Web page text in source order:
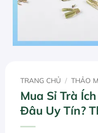
TRANG CHỦ / THẢO
Mua Sỉ Trà
Đâu Uy Tín?